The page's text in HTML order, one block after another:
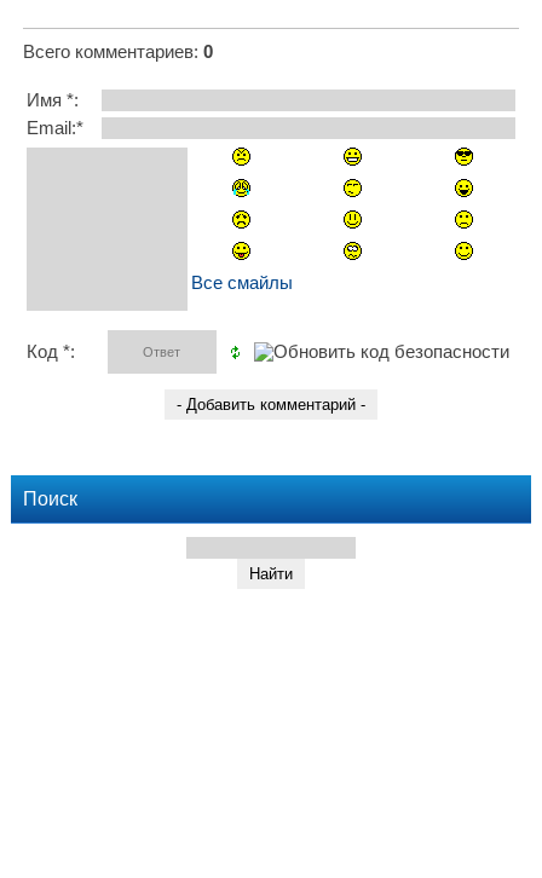
Всего комментариев: 0
Имя *:
Email:*
Все смайлы
Код *:
Поиск